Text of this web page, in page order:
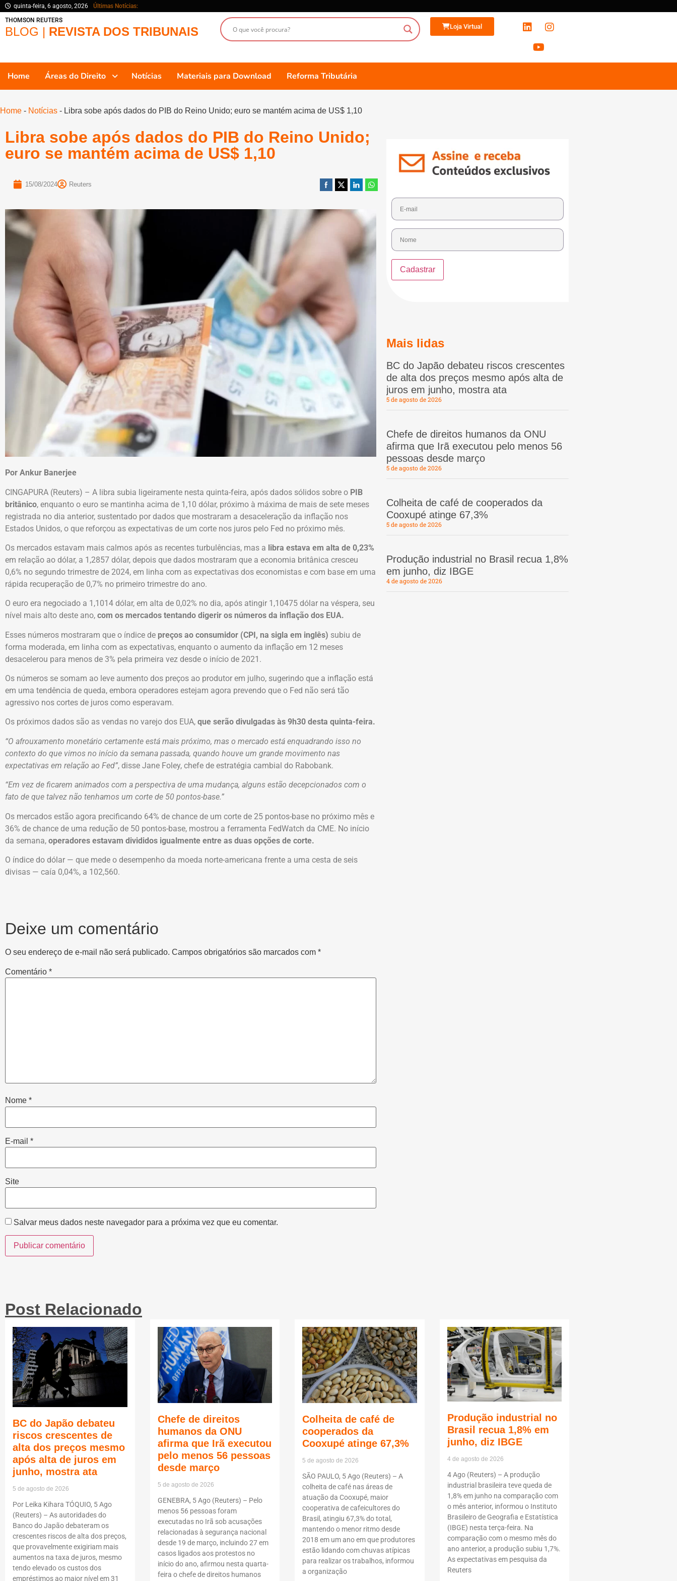
quinta-feira, 6 agosto, 2026
Últimas Notícias:
THOMSON REUTERS
BLOG | REVISTA DOS TRIBUNAIS Loja Virtual
Home Áreas do Direito Notícias Materiais para Download Reforma Tributária
Home - Notícias - Libra sobe após dados do PIB do Reino Unido; euro se mantém acima de US$ 1,10
Libra sobe após dados do PIB do Reino Unido;
euro se mantém acima de US$ 1,10
15/08/2024 Reuters
Por Ankur Banerjee
CINGAPURA (Reuters) – A libra subia ligeiramente nesta quinta-feira, após dados sólidos sobre o PIB
britânico, enquanto o euro se mantinha acima de 1,10 dólar, próximo à máxima de mais de sete meses
registrada no dia anterior, sustentado por dados que mostraram a desaceleração da inflação nos
Estados Unidos, o que reforçou as expectativas de um corte nos juros pelo Fed no próximo mês.
Os mercados estavam mais calmos após as recentes turbulências, mas a libra estava em alta de 0,23%
em relação ao dólar, a 1,2857 dólar, depois que dados mostraram que a economia britânica cresceu
0,6% no segundo trimestre de 2024, em linha com as expectativas dos economistas e com base em uma
rápida recuperação de 0,7% no primeiro trimestre do ano.
O euro era negociado a 1,1014 dólar, em alta de 0,02% no dia, após atingir 1,10475 dólar na véspera, seu
nível mais alto deste ano, com os mercados tentando digerir os números da inflação dos EUA.
Esses números mostraram que o índice de preços ao consumidor (CPI, na sigla em inglês) subiu de
forma moderada, em linha com as expectativas, enquanto o aumento da inflação em 12 meses
desacelerou para menos de 3% pela primeira vez desde o início de 2021.
Os números se somam ao leve aumento dos preços ao produtor em julho, sugerindo que a inflação está
em uma tendência de queda, embora operadores estejam agora prevendo que o Fed não será tão
agressivo nos cortes de juros como esperavam.
Os próximos dados são as vendas no varejo dos EUA, que serão divulgadas às 9h30 desta quinta-feira.
“O afrouxamento monetário certamente está mais próximo, mas o mercado está enquadrando isso no
contexto do que vimos no início da semana passada, quando houve um grande movimento nas
expectativas em relação ao Fed”, disse Jane Foley, chefe de estratégia cambial do Rabobank.
“Em vez de ficarem animados com a perspectiva de uma mudança, alguns estão decepcionados com o
fato de que talvez não tenhamos um corte de 50 pontos-base.”
Os mercados estão agora precificando 64% de chance de um corte de 25 pontos-base no próximo mês e
36% de chance de uma redução de 50 pontos-base, mostrou a ferramenta FedWatch da CME. No início
da semana, operadores estavam divididos igualmente entre as duas opções de corte.
O índice do dólar — que mede o desempenho da moeda norte-americana frente a uma cesta de seis
divisas — caía 0,04%, a 102,560.
Deixe um comentário
O seu endereço de e-mail não será publicado. Campos obrigatórios são marcados com *
Comentário *
Nome *
E-mail *
Site
Salvar meus dados neste navegador para a próxima vez que eu comentar.
Mais lidas
BC do Japão debateu riscos crescentes
de alta dos preços mesmo após alta de
juros em junho, mostra ata
5 de agosto de 2026
Chefe de direitos humanos da ONU
afirma que Irã executou pelo menos 56
pessoas desde março
5 de agosto de 2026
Colheita de café de cooperados da
Cooxupé atinge 67,3%
5 de agosto de 2026
Produção industrial no Brasil recua 1,8%
em junho, diz IBGE
4 de agosto de 2026
Post Relacionado
BC do Japão debateu
riscos crescentes de
alta dos preços mesmo
após alta de juros em
junho, mostra ata
5 de agosto de 2026
Por Leika Kihara TÓQUIO, 5 Ago
(Reuters) – As autoridades do
Banco do Japão debateram os
crescentes riscos de alta dos preços,
que provavelmente exigiriam mais
aumentos na taxa de juros, mesmo
tendo elevado os custos dos
empréstimos ao maior nível em 31
Chefe de direitos
humanos da ONU
afirma que Irã executou
pelo menos 56 pessoas
desde março
5 de agosto de 2026
GENEBRA, 5 Ago (Reuters) – Pelo
menos 56 pessoas foram
executadas no Irã sob acusações
relacionadas à segurança nacional
desde 19 de março, incluindo 27 em
casos ligados aos protestos no
início do ano, afirmou nesta quarta-
feira o chefe de direitos humanos
Colheita de café de
cooperados da
Cooxupé atinge 67,3%
5 de agosto de 2026
SÃO PAULO, 5 Ago (Reuters) – A
colheita de café nas áreas de
atuação da Cooxupé, maior
cooperativa de cafeicultores do
Brasil, atingiu 67,3% do total,
mantendo o menor ritmo desde
2018 em um ano em que produtores
estão lidando com chuvas atípicas
para realizar os trabalhos, informou
a organização
Produção industrial no
Brasil recua 1,8% em
junho, diz IBGE
4 de agosto de 2026
4 Ago (Reuters) – A produção
industrial brasileira teve queda de
1,8% em junho na comparação com
o mês anterior, informou o Instituto
Brasileiro de Geografia e Estatística
(IBGE) nesta terça-feira. Na
comparação com o mesmo mês do
ano anterior, a produção subiu 1,7%.
As expectativas em pesquisa da
Reuters